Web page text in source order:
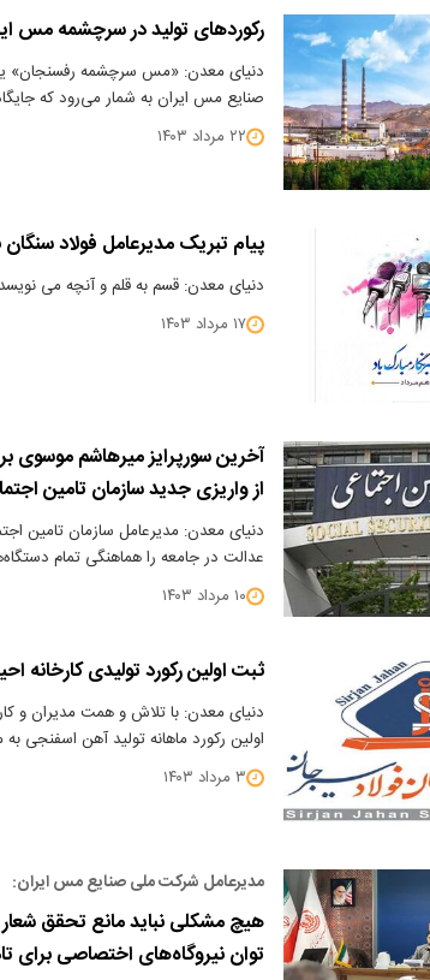
رکوردهای تولید در سرچشمه مس
دنیای معدن: «مس سرچشمه رفسنجان»
صنایع مس ایران به شمار می‌رود که
۲۲ مرداد ۱۴۰۳
پیام تبریک مدیرعامل فولاد سنگان
دنیای معدن: قسم به قلم و آنچه می نویسد
۱۷ مرداد ۱۴۰۳
آخرین سورپرایز میرهاشم موسوی
از واریزی جدید سازمان تامین
دنیای معدن: مدیرعامل سازمان تامین
عدالت در جامعه را هماهنگی تمام
۱۰ مرداد ۱۴۰۳
ثبت اولین رکورد تولیدی کارخانه احیا ۲ شرکت جهان
دنیای معدن: با تلاش و همت مدیران و
اولین رکورد ماهانه تولید آهن اسفنجی به
۳ مرداد ۱۴۰۳
مدیرعامل شرکت ملی صنایع مس ایران:
هیچ مشکلی نباید مانع تحقق
توان نیروگاه‌های اختصاصی برای